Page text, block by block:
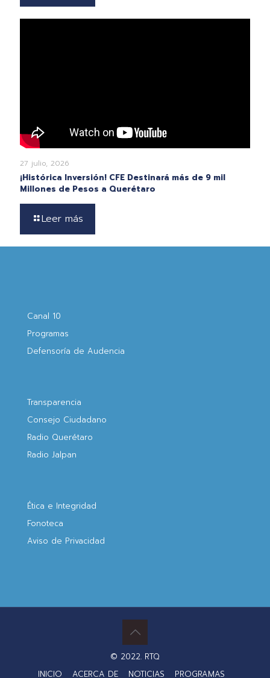
27 julio, 2026
¡Histórica Inversión! CFE Destinará más de 9 mil
Millones de Pesos a Querétaro
Leer más
Canal 10
Programas
Defensoría de Audencia
Transparencia
Consejo Ciudadano
Radio Querétaro
Radio Jalpan
Ética e Integridad
Fonoteca
Aviso de Privacidad
© 2022. RTQ
INICIO
ACERCA DE NOTICIAS PROGRAMAS